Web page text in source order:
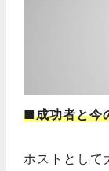
■成功者と今
ホストとして